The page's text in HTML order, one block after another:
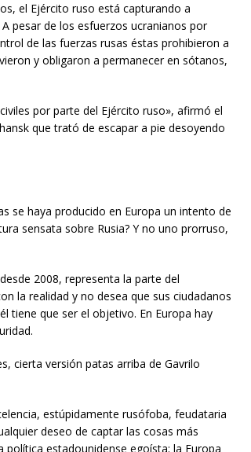
el Ejército ruso está capturando a
pesar de los esfuerzos ucranianos por
de las fuerzas rusas éstas prohibieron a
y obligaron a permanecer en sótanos,
por parte del Ejército ruso», afirmó el
que trató de escapar a pie desoyendo
se haya producido en Europa un intento de
sensata sobre Rusia? Y no uno prorruso,
2008, representa la parte del
la realidad y no desea que sus ciudadanos
tiene que ser el objetivo. En Europa hay
cierta versión patas arriba de Gavrilo
estúpidamente rusófoba, feudataria
deseo de captar las cosas más
estadounidense egoísta; la Europa